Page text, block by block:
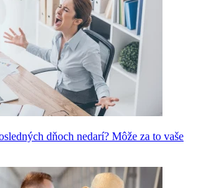
dňoch nedarí? Môže za to vaše